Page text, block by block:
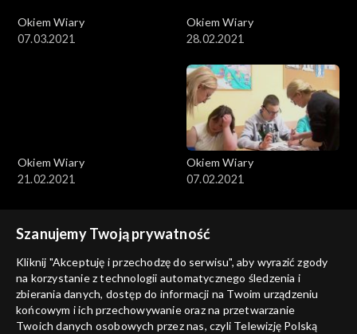
Okiem Wiary
07.03.2021
Okiem Wiary
28.02.2021
Okiem Wiary
21.02.2021
Okiem Wiary
07.02.2021
Okiem Wiary
31.01.2021
Okiem Wiary
24.01.2021
Szanujemy Twoją prywatność
Kliknij "Akceptuję i przechodzę do serwisu", aby wyrazić zgody
na korzystanie z technologii automatycznego śledzenia i
zbierania danych, dostęp do informacji na Twoim urządzeniu
końcowym i ich przechowywanie oraz na przetwarzanie
Twoich danych osobowych przez nas, czyli Telewizję Polską